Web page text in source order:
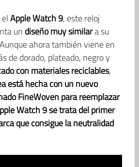
Apple Watch 9, este reloj
un diseño muy similara su
ahora también viene en
de dorado, plateado, negro y
con materiales reciclables,
está hecha con un nuevo
FineWoven para reemplazar
Watch 9 se trata del primer
que consigue la neutralidad